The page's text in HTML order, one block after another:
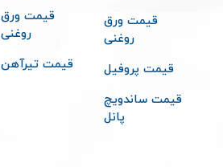
قیمت ورق
روغنی
قیمت پروفیل
قیمت ساندویچ
پانل
قیمت ورق
روغنی
قیمت تیرآهن